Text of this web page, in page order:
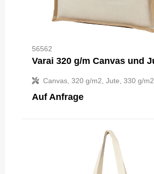
56562
Canvas, 320 g/m2, Jute, 330 g/m2
Auf Anfrage